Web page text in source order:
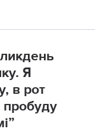
Я
в рот
пробуду